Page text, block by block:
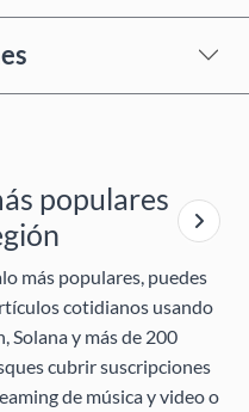
populares
más populares, puedes
cotidianos usando
Solana y más de 200
cubrir suscripciones
de música y video o